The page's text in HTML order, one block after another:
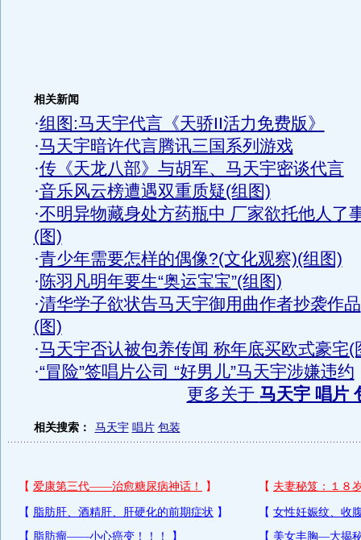
相关新闻
·组图:马天宇代言《天骄II活力免费版》
·马天宇暗许代言腾讯三国系列游戏
·传《天龙八部》与胡军、马天宇密谈代言
·音乐风云榜遭遇双重质疑(组图)
·不明异物藏身处方药瓶中 厂家欲托他人了
(图)
·青少年需要怎样的偶像?(文化观察)(组图)
·陈羽凡明年要生“奥运宝宝”(组图)
·清华学子欲状告马天宇御用曲作者抄袭作品
(图)
·马天宇否认被包养传闻 称年底买欧式豪宅(
·“冒险”签唱片公司 “好男儿”马天宇涉嫌违约
更多关于 马天宇 唱片
相关搜索： 马天宇 唱片 包装